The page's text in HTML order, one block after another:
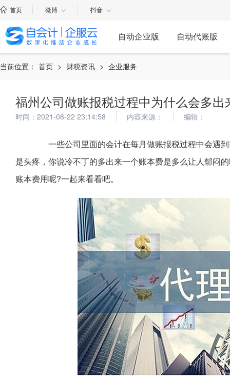
首页 微博 抖音
自动企业版 自动代账版
当前位置： 首页 > 财税资讯 > 企业服务
福州公司做账报税过程中为什么会多
时间：2021-08-22 23:14:58 内容来源： 编辑：
一些公司里面的会计在每月做账报税过程中会遇到
是头疼，你说冷不丁的多出来一个账本费是多么让人郁闷
账本费用呢?一起来看看吧。